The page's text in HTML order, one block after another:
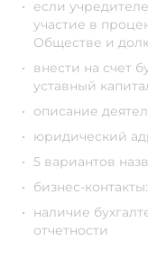
если
участие в
Обществе и
внести на счет
уставный
описание
юридический
5 вариантов
бизнес-
наличие
отчетности